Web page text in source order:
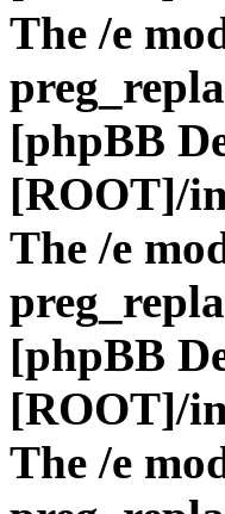
The /e
[phpBB
[ROOT]/
The /e
[phpBB
[ROOT]/
The /e